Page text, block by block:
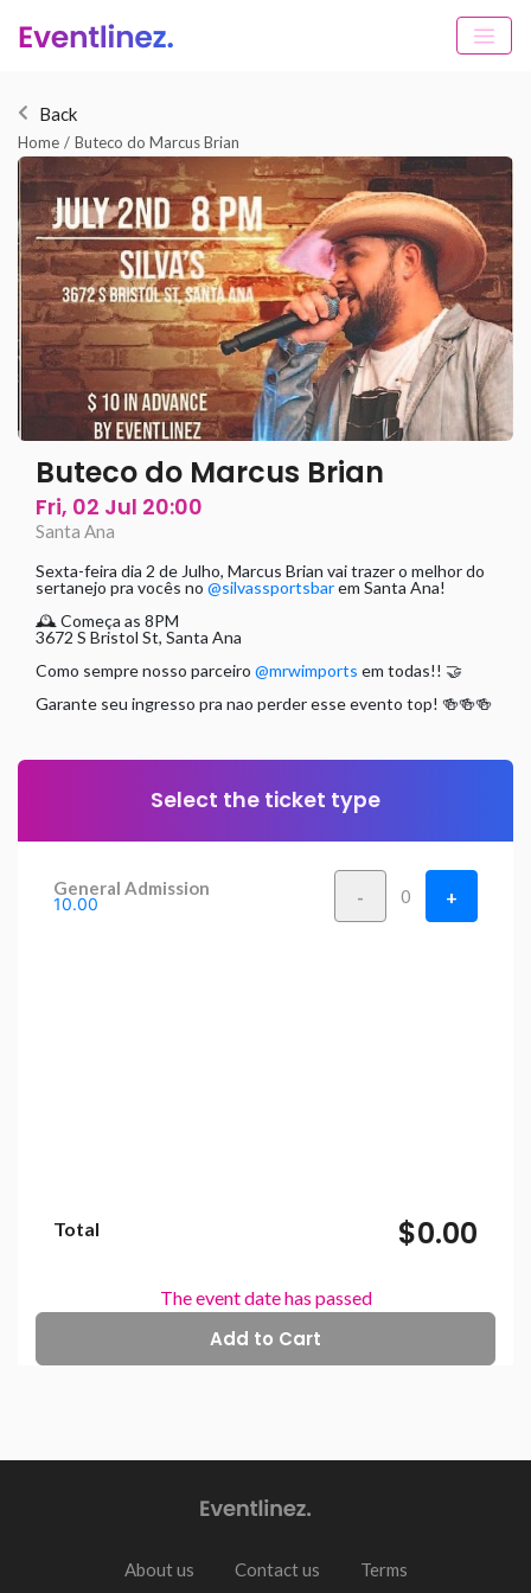
Back
Home / Buteco do Marcus Brian
Buteco do Marcus Brian
Fri, 02 Jul 20:00
Santa Ana
Sexta-feira dia 2 de Julho, Marcus Brian vai trazer o melhor do
sertanejo pra vocês no @silvassportsbarem Santa Ana!
🕰 Começa as 8PM
3672 S Bristol St, Santa Ana
Como sempre nosso parceiro @mrwimports em todas!! 🤝
Garante seu ingresso pra nao perder esse evento top! 🍻🍻🍻
Select the ticket type
General Admission
10.00 - 0 +
Total $0.00
The event date has passed
About us Contact us Terms